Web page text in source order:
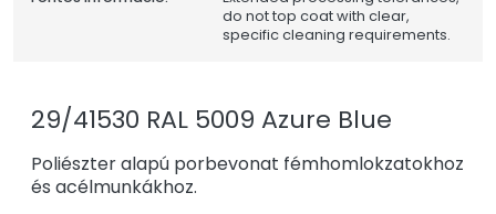
do not top coat with clear,
specific cleaning requirements.
29/41530 RAL 5009 Azure Blue
Poliészter alapú porbevonat fémhomlokzatokhoz
és acélmunkákhoz.